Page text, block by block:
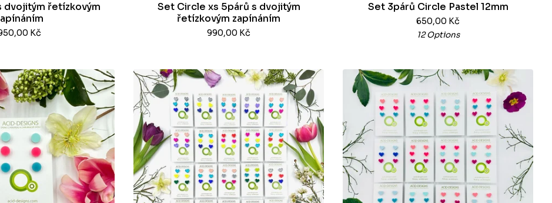
dvojitým řetízkovým
Kč
Set Circle xs 5párů s dvojitým
řetízkovým zapínáním
990,00 Kč
Set 3párů Circle Pastel 12mm
650,00 Kč
12 Options